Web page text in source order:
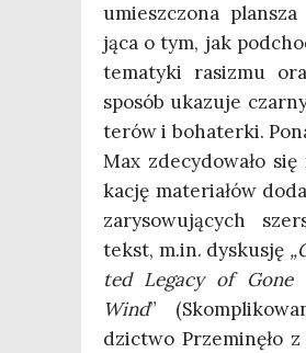
umiesz­czo­na
ją­ca o tym, jak
tema­ty­ki rasi­zmu
spo­sób uka­zu­je
te­rów i boha­ter­ki.
Max zde­cy­do­wa­ło
ka­cję mate­ria­łów
zary­so­wu­ją­cych
tekst, m.in. dys­ku­sję
ted Lega­cy of
Wind”
dzic­two Prze­mi­nę­ło